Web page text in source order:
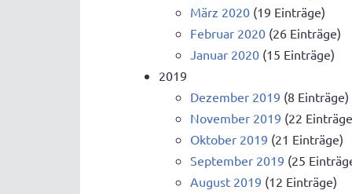
März 2020 (19 Einträge)
Februar 2020 (26 Einträge)
Januar 2020 (15 Einträge)
2019
Dezember 2019 (8 Einträge)
November 2019 (22
Oktober 2019 (21 Einträge)
September 2019 (25
August 2019 (12 Einträge)